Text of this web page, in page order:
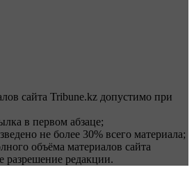
сайта Tribune.kz допустимо при
в первом абзаце;
не более 30% всего материала;
объёма материалов сайта
разрешение редакции.